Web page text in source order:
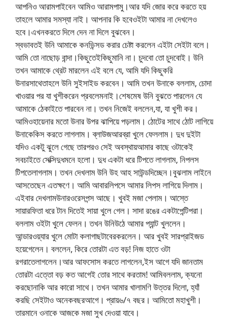
আপনিও আরামপাইবেন আমিও আরামপামু।আর যদি জোর করে করতে হয়
তাহলে আমার সমস্যা নাই। আপনার কি হবেওইটা আমার না দেখলেও
হবে।এখনকরতে দিলে দেন না দিলে বুঝবেন।
স্বভাবতই উনি আমাকে কনভিন্সড করার চেষ্টা করলেন এইটা সেইটা বলে।
আমি তো নাছোড় বান্দা।কিছুতেইকিছুমানি না। চুদবো তো চুদবোই। উনি
তখন আমাকে থ্রেট মারলেন এই বলে যে, আমি যদি কিছুকরি
উনারসাথেতাহলে উনি সুইসাইড করবেন। আমি তখন উনাকে বললাম, চোদা
খাওয়ার পর যা খুশীকরেন প্রবলেমনাই।শেষমেষ উনি বুঝতে পারলেন যে
আমাকে ঠেকাইতে পারবেন না। তখন নিজেই বললেন,যা, যা খুশী কর।
আমিওহায়েনার মতো উনার উপর ঝাপিয়ে পড়লাম। ঠোটের সাথে ঠোট লাগিয়ে
উনাকেকিস করতে লাগলাম। ব্লাউজআরব্রা খুলে ফেললাম। দুধ দুইটা
যদিও একটু ঝুলে গেছে তারপরও সেই অবস্থায়আমার কাছে ওটাকেই
সবচাইতে সেক্সিদুধমনে হলো। দুধ একটা ধরে টিপতে লাগলাম, নিপলস
টিপতেলাগলাম। তখন দেখলাম উনি উহ আহ সাউন্ডদিচ্ছেন।বুঝলাম লাইনে
আসতেছেন এতক্ষণে। আমি আবারলিপসে আমার লিপস লাগিয়ে দিলাম।
এইবার দেখলামউনারওরেসপন্স আছে। খুবই মজা পেলাম। আস্তে
সায়ারফিতা ধরে টান দিতেই সায়া খুলে গেল। সাদা রঙের একটাপেন্টিপরা।
বললাম ওইটা খুলে ফেলন। তখন উনিউঠে আমার প্যান্ট খুললেন।
আন্ডারওয়্যার খুলে মোটা কলাগাছটাবেরকরলেন। আর খুবই সারপ্রাইজড
হয়েগেলেন। বললেন, কিরে তোরটা এত বড়! নিজ হাতে ওটা
রগরাতেলাগলেন।আর আফসোস করতে লাগলেন,ইস আগে যদি জানতাম
তোরটা এত্তো বড় কত আগেই তোর সাথে করতাম! আমিবললাম, ক্যনো
করছোনাকি আর কারো সাথে। তখন আমার খালামণি উত্তর দিলো, হ্যাঁ
করছি সেইটাও অনেকবছরআগে। প্রায়৬/৭ বছর। আমিতো মহাখুশী।
তারমানে ওনাকে আজকে মজা সুখ দেওয়া যাবে।